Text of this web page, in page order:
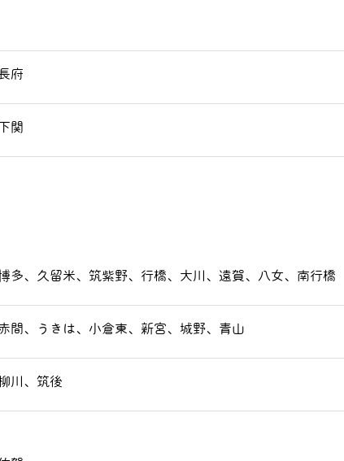
府
関
多、久留米、筑紫野、行橋、大川、遠賀、八女、南行橋
間、うきは、小倉東、新宮、城野、青山
川、筑後